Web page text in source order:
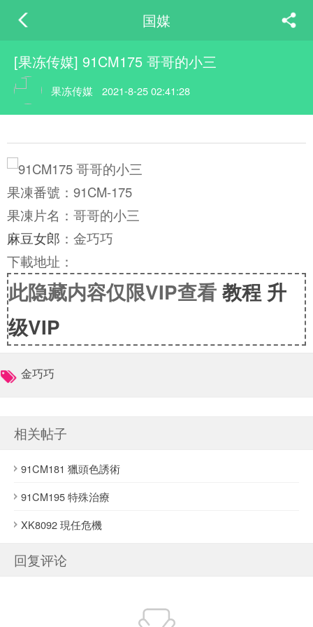
国媒
[果冻传媒] 91CM175 哥哥的小三
果冻传媒 2021-8-25 02:41:28
果凍番號：91CM-175
果凍片名：哥哥的小三
麻豆女郎 ：金巧巧
下載地址：
此隐藏内容仅限VIP查看 教程 升
级VIP
金巧巧
相关帖子
91CM181 獵頭色誘術
91CM195 特殊治療
XK8092 現任危機
回复评论